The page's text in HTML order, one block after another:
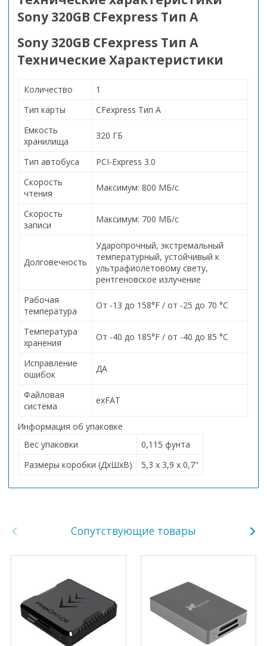
Sony 320GB CFexpress Тип A
Sony 320GB CFexpress Тип A
Технические Характеристики
Количество
1
Тип карты
CFexpress Тип A
Емкость
хранилища
320 ГБ
Тип автобуса
PCI-Express 3.0
Скорость
чтения
Максимум: 800 МБ/с
Скорость
записи
Максимум: 700 МБ/с
Долговечность
Ударопрочный, экстремальный
температурный, устойчивый к
ультрафиолетовому свету,
рентгеновское излучение
Рабочая
температура
От -13 до 158°F / от -25 до 70 °C
Температура
хранения
От -40 до 185°F / от -40 до 85 °C
Исправление
ошибок
ДА
Файловая
система
exFAT
Информация об упаковке
Вес упаковки
0,115 фунта
Размеры коробки (ДxШxВ)
5,3 x 3,9 x 0,7"
Сопутствующие товары